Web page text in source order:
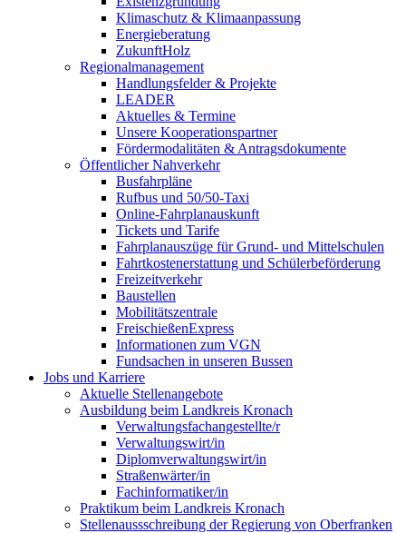
Klimaschutz & Klimaanpassung
Energieberatung
ZukunftHolz
Regionalmanagement
Handlungsfelder & Projekte
LEADER
Aktuelles & Termine
Unsere Kooperationspartner
Fördermodalitäten & Antragsdokumente
Öffentlicher Nahverkehr
Busfahrpläne
Rufbus und 50/50-Taxi
Online-Fahrplanauskunft
Tickets und Tarife
Fahrplanauszüge für Grund- und Mittelschulen
Fahrtkostenerstattung und Schülerbeförderung
Freizeitverkehr
Baustellen
Mobilitätszentrale
FreischießenExpress
Informationen zum VGN
Fundsachen in unseren Bussen
Jobs und Karriere
Aktuelle Stellenangebote
Ausbildung beim Landkreis Kronach
Verwaltungsfachangestellte/r
Verwaltungswirt/in
Diplomverwaltungswirt/in
Straßenwärter/in
Fachinformatiker/in
Praktikum beim Landkreis Kronach
Stellenaussschreibung der Regierung von Oberfranken